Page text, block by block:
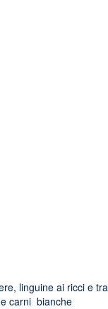
linguine ai ricci e
carni bianche